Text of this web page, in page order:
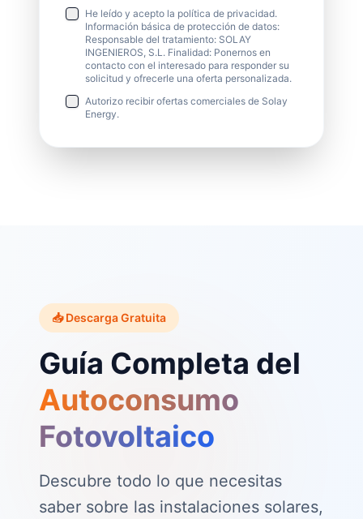
He leído y acepto la política de privacidad.
Información básica de protección de datos:
Responsable del tratamiento: SOLAY
INGENIEROS, S.L. Finalidad: Ponernos en
contacto con el interesado para responder su
solicitud y ofrecerle una oferta personalizada.
Autorizo recibir ofertas comerciales de Solay
Energy.
📥 Descarga Gratuita
Guía Completa del
Autoconsumo
Fotovoltaico
Descubre todo lo que necesitas
saber sobre las instalaciones solares,